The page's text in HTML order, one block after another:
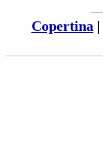
Copertina |